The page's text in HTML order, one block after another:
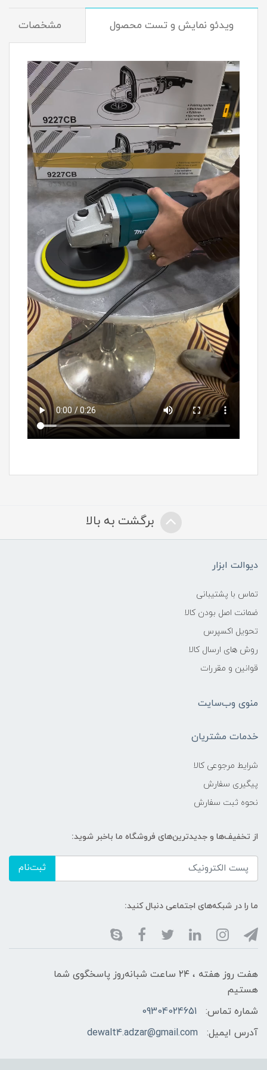
ویدئو نمایش و تست محصول مشخصات
برگشت به بالا
دیوالت ابزار
تماس با پشتیبانی
ضمانت اصل بودن کالا
تحویل اکسپرس
روش های ارسال کالا
قوانین و مقررات
منوی وب‌سایت
خدمات مشتریان
شرایط مرجوعی کالا
پیگیری سفارش
نحوه ثبت سفارش
از تخفیف‌ها و جدیدترین‌های فروشگاه ما باخبر شوید:
ثبت‌نام
ما را در شبکه‌های اجتماعی دنبال کنید:
هفت روز هفته ، ۲۴ ساعت شبانه‌روز پاسخگوی شما
هستیم
شماره تماس:
09304024651
آدرس ایمیل:
dewalt4.adzar@gmail.com